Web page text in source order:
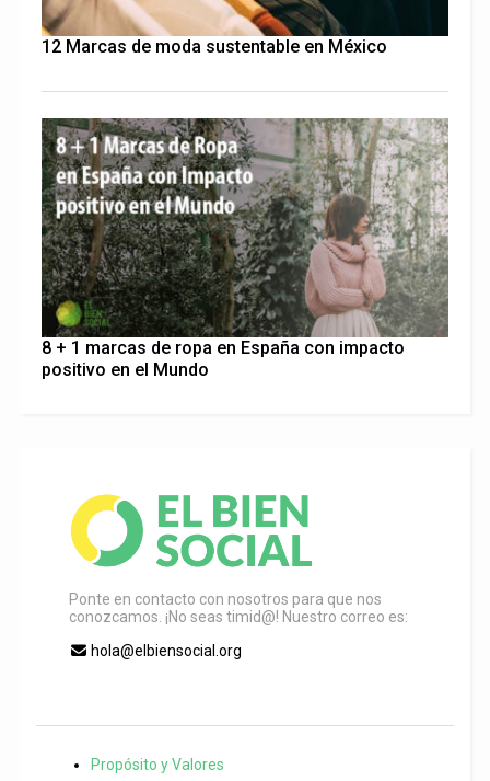
12 Marcas de moda sustentable en México
8 + 1 marcas de ropa en España con impacto
positivo en el Mundo
Ponte en contacto con nosotros para que nos
conozcamos. ¡No seas timid@! Nuestro correo es:
hola@elbiensocial.org
Propósito y Valores